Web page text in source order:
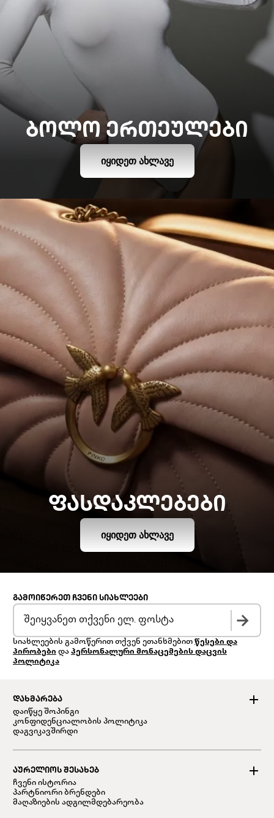
ᲑᲝᲚᲝ ᲔᲠᲗᲔᲣᲚᲔᲑᲘ
ᲘᲧᲘᲓᲔᲗ ᲐᲮᲚᲐᲕᲔ
ᲤᲐᲡᲓᲐᲙᲚᲔᲑᲔᲑᲘ
ᲘᲧᲘᲓᲔᲗ ᲐᲮᲚᲐᲕᲔ
ᲓᲐᲮᲛᲐᲠᲔᲑᲐ
დაიწყე შოპინგი
კონფიდენციალობის პოლიტიკა
დაგვიკავშირდი
ᲐᲣᲠᲔᲚᲘᲝᲡ ᲨᲔᲡᲐᲮᲔᲑ
ჩვენი ისტორია
პარტნიორი ბრენდები
მაღაზიების ადგილმდებარეობა
ᲒᲐᲛᲝᲘᲬᲔᲠᲔᲗ ᲩᲕᲔᲜᲘ ᲡᲘᲐᲮᲚᲔᲔᲑᲘ
სიახლეების გამოწერით თქვენ ეთანხმებით წესები და
პირობები და პერსონალური მონაცემების დაცვის
პოლიტიკა